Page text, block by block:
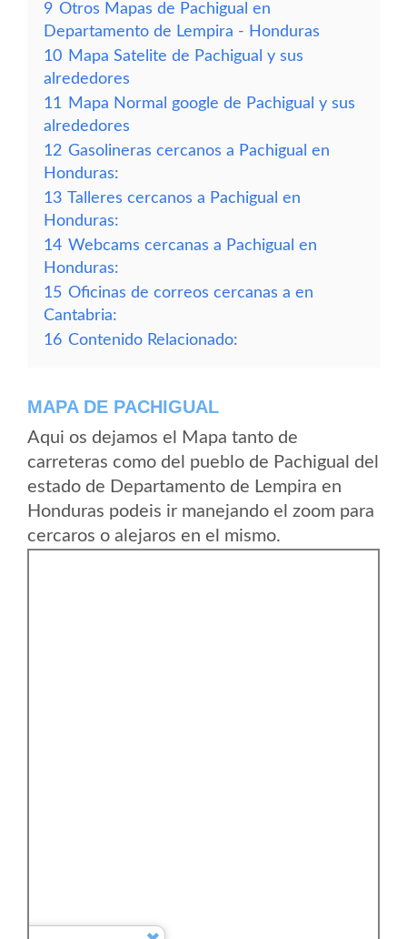
9 Otros Mapas de Pachigual en
Departamento de Lempira - Honduras
10 Mapa Satelite de Pachigual y sus
alrededores
11
Mapa Normal google de Pachigual y sus
alrededores
12 Gasolineras cercanos a Pachigual en
Honduras:
13 Talleres cercanos a Pachigual en
Honduras:
14 Webcams cercanas a Pachigual en
Honduras:
15 Oficinas de correos cercanas a en
Cantabria:
16 Contenido Relacionado:
MAPA DE PACHIGUAL
Aqui os dejamos el Mapa tanto de
carreteras como del pueblo de Pachigual del
estado de Departamento de Lempira en
Honduras podeis ir manejando el zoom para
cercaros o alejaros en el mismo.